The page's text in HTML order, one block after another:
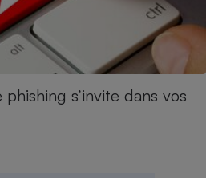
s’invite dans vos